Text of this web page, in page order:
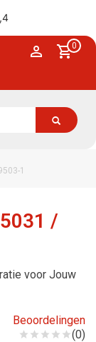
0
1
/
voor Jouw
Beoordelingen
(0)